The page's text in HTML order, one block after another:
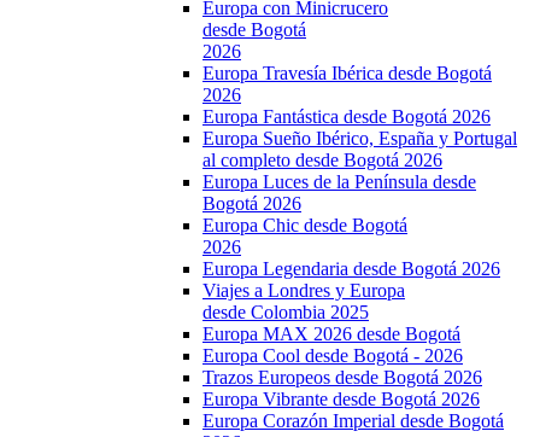
Europa con Minicrucero
desde Bogotá
2026
Europa Travesía Ibérica desde Bogotá
2026
Europa Fantástica desde Bogotá 2026
Europa Sueño Ibérico, España y Portugal
al completo desde Bogotá 2026
Europa Luces de la Península desde
Bogotá 2026
Europa Chic desde Bogotá
2026
Europa Legendaria desde Bogotá 2026
Viajes a Londres y Europa
desde Colombia 2025
Europa MAX 2026 desde Bogotá
Europa Cool desde Bogotá - 2026
Trazos Europeos desde Bogotá 2026
Europa Vibrante desde Bogotá 2026
Europa Corazón Imperial desde Bogotá